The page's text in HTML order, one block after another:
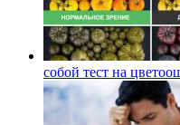
собой тест на